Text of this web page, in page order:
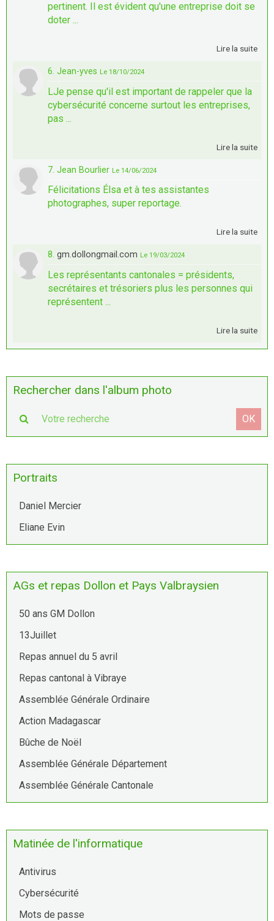
pertinent. Il est évident qu'une entreprise doit se
doter ...
Lire la suite
6. Jean-yves Le 18/10/2024
LJe pense qu'il est important de rappeler que la
cybersécurité concerne surtout les entreprises,
pas ...
Lire la suite
7. Jean Bourlier Le 14/06/2024
Félicitations Élsa et à tes assistantes
photographes, super reportage.
Lire la suite
8. gm.dollongmail.com Le 19/03/2024
Les représentants cantonales = présidents,
secrétaires et trésoriers plus les personnes qui
représentent ...
Lire la suite
Rechercher dans l'album photo
OK
Portraits
Daniel Mercier
Eliane Evin
AGs et repas Dollon et Pays Valbraysien
50 ans GM Dollon
13Juillet
Repas annuel du 5 avril
Repas cantonal à Vibraye
Assemblée Générale Ordinaire
Action Madagascar
Bûche de Noël
Assemblée Générale Département
Assemblée Générale Cantonale
Matinée de l'informatique
Antivirus
Cybersécurité
Mots de passe